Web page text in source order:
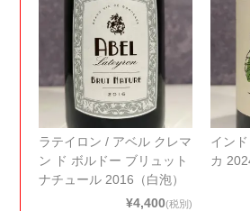
ラテイロン / アベル クレマ
ン ド ボルドー ブリュット
ナチュール 2016（白泡）
¥4,400(税別)
イン
カ